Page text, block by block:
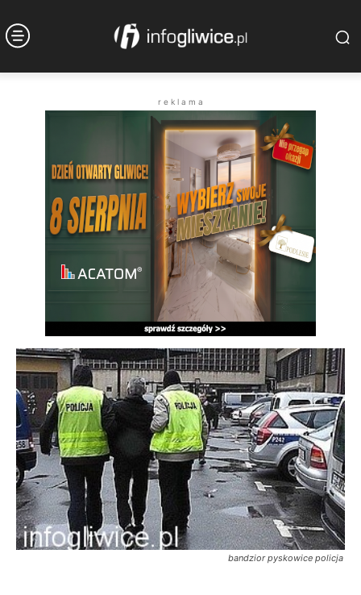
r e k l a m a
bandzior pyskowice policja